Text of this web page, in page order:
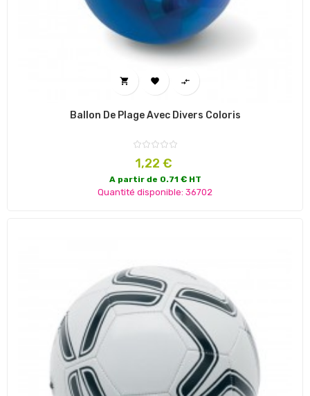
  
Ballon De Plage Avec Divers Coloris
Prix
1,22 €
A partir de 0.71 € HT
Quantité disponible: 36702